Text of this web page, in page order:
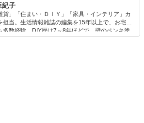
紀子
貨」「住まい・ＤＩＹ」「家具・インテリア」カ
担当。生活情報雑誌の編集を15年以上で、お宅訪
多数経験。DIY歴は7～8年ほどで、壁のペンキ塗
チェンジなどもチャレンジ済み。初心者でもモノ